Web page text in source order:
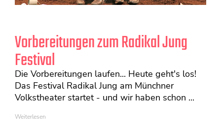
Vorbereitungen zum Radikal Jung
Festival
Die Vorbereitungen laufen... Heute geht's los!
Das Festival Radikal Jung am Münchner
Volkstheater startet - und wir haben schon ...
Weiterlesen